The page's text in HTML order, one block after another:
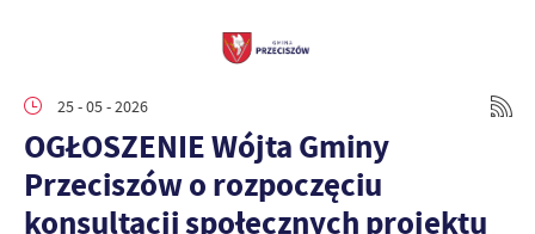
25 - 05 - 2026
OGŁOSZENIE Wójta Gminy
Przeciszów o rozpoczęciu
konsultacji społecznych projektu